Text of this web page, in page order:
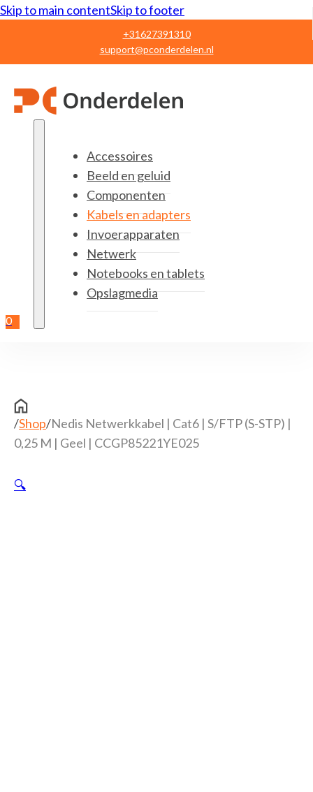
Skip to main contentSkip to footer
+31627391310
support@pconderdelen.nl
0
Accessoires
Beeld en geluid
Componenten
Kabels en adapters
Invoerapparaten
Netwerk
Notebooks en tablets
Opslagmedia
/Shop/Nedis Netwerkkabel | Cat6 | S/FTP (S-STP) |
0,25 M | Geel | CCGP85221YE025
🔍